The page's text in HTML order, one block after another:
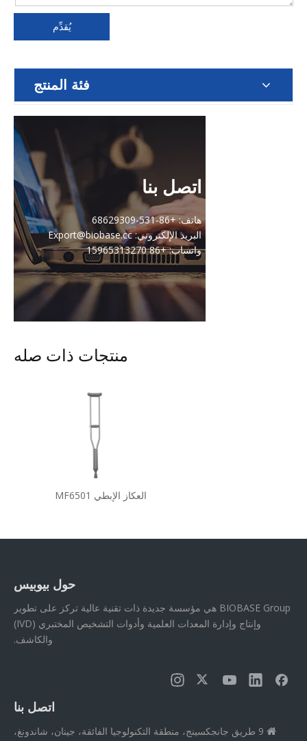
يُقدِّم
فئة المنتج
اتصل بنا
هاتف: +86-531-68629309
البريد الإلكتروني: Export@biobase.cc
واتساب: +86 15965313270
منتجات ذات صله
العكاز الإبطي MF6501
حول بيوبيس
BIOBASE Group هي مؤسسة جديدة ذات تقنية عالية تركز على تطوير
وإنتاج وإدارة المعدات العلمية وأدوات التشخيص المختبري (IVD)
والكاشف.
اتصل بنا
 9 طريق جانجكسينج، منطقة التكنولوجيا الفائقة، جينان، شاندونغ،